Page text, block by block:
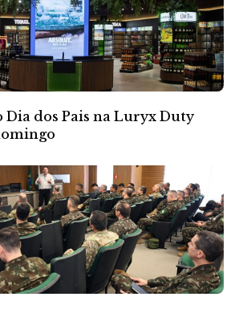
Dia dos Pais na Luryx Duty